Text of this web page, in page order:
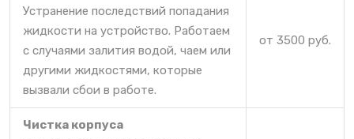
Устранение последствий попадания
жидкости на устройство. Работаем
с случаями залития водой, чаем или
другими жидкостями, которые
вызвали сбои в работе.
от 3500 руб.
Чистка корпуса